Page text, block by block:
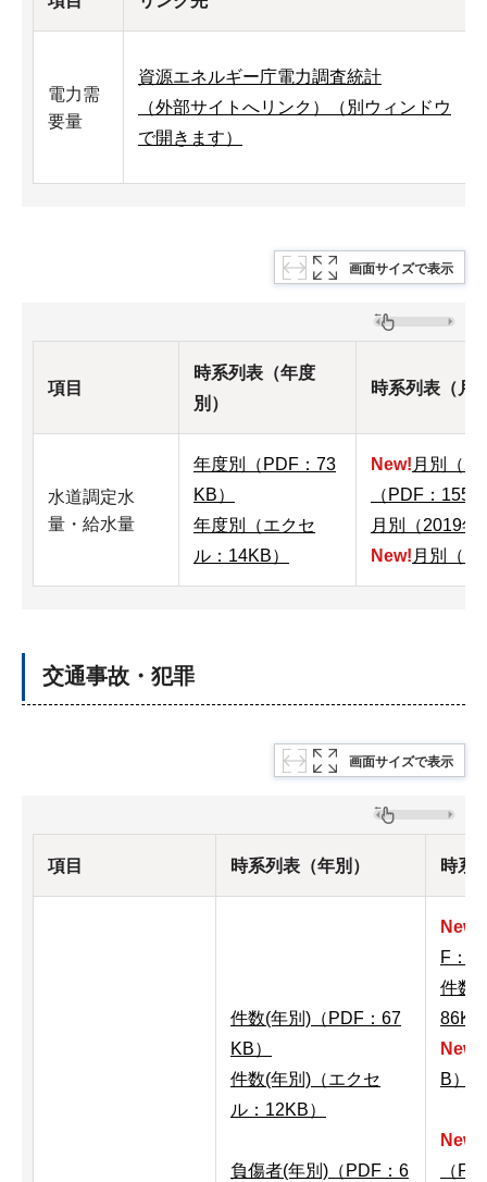
電力需
要量
資源エネルギー庁電力調査統計
（外部サイトへリンク）（別ウィンドウ
で開きます）
画面サイズで表示
項目
時系列表（年度
別）
時系列表（月
水道調定水
量・給水量
年度別（PDF：73
KB）
年度別（エクセ
ル：14KB）
New! 月別（
（PDF：
月別（2019
New! 月別（
交通事故・犯罪
画面サイズで表示
項目 時系列表（年別） 時系
件数(年別)（PDF：67
KB）
件数(年別)（エクセ
ル：12KB）
負傷者(年別)（PDF：6
New!
F：
件数(
86KB
New!
B）
New!
（